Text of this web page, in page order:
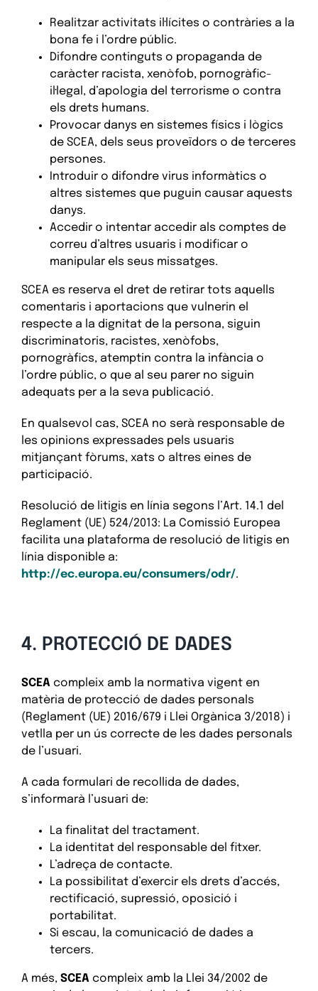
Realitzar activitats il·lícites o contràries a la
bona fe i l’ordre públic.
Difondre continguts o propaganda de
caràcter racista, xenòfob, pornogràfic-
il·legal, d’apologia del terrorisme o contra
els drets humans.
Provocar danys en sistemes físics i lògics
de SCEA, dels seus proveïdors o de terceres
persones.
Introduir o difondre virus informàtics o
altres sistemes que puguin causar aquests
danys.
Accedir o intentar accedir als comptes de
correu d’altres usuaris i modificar o
manipular els seus missatges.
SCEA es reserva el dret de retirar tots aquells
comentaris i aportacions que vulnerin el
respecte a la dignitat de la persona, siguin
discriminatoris, racistes, xenòfobs,
pornogràfics, atemptin contra la infància o
l’ordre públic, o que al seu parer no siguin
adequats per a la seva publicació.
En qualsevol cas, SCEA no serà responsable de
les opinions expressades pels usuaris
mitjançant fòrums, xats o altres eines de
participació.
Resolució de litigis en línia segons l’Art. 14.1 del
Reglament (UE) 524/2013: La Comissió Europea
facilita una plataforma de resolució de litigis en
línia disponible a:
http://ec.europa.eu/consumers/odr/.
4. PROTECCIÓ DE DADES
SCEA compleix amb la normativa vigent en
matèria de protecció de dades personals
(Reglament (UE) 2016/679 i Llei Orgànica 3/2018) i
vetlla per un ús correcte de les dades personals
de l’usuari.
A cada formulari de recollida de dades,
s’informarà l’usuari de:
La finalitat del tractament.
La identitat del responsable del fitxer.
L’adreça de contacte.
La possibilitat d’exercir els drets d’accés,
rectificació, supressió, oposició i
portabilitat.
Si escau, la comunicació de dades a
tercers.
A més, SCEA compleix amb la Llei 34/2002 de